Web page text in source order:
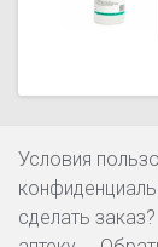
Условия
сделать заказ?